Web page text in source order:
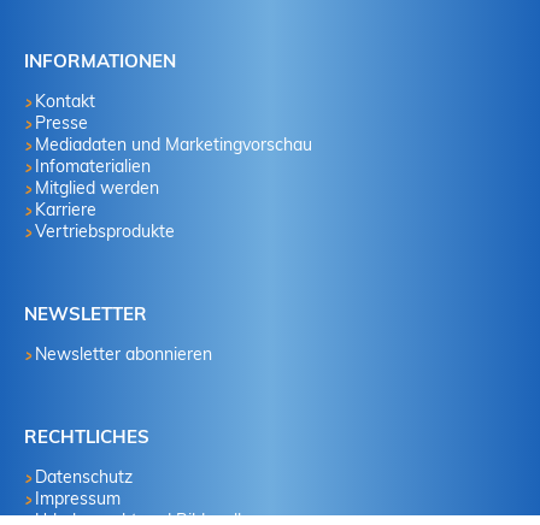
INFORMATIONEN
Kontakt
Presse
Mediadaten und Marketingvorschau
Infomaterialien
Mitglied werden
Karriere
Vertriebsprodukte
NEWSLETTER
Newsletter abonnieren
RECHTLICHES
Datenschutz
Impressum
Urheberrecht und Bildquellen